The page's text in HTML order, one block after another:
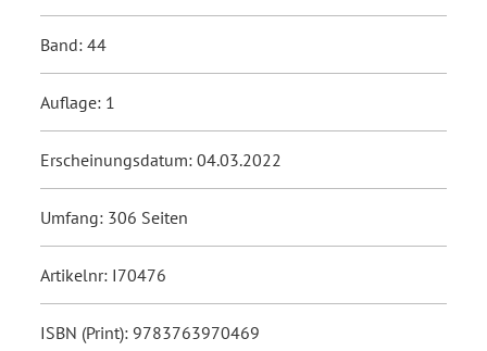
Band: 44
Auflage: 1
Erscheinungsdatum: 04.03.2022
Umfang: 306 Seiten
Artikelnr: I70476
ISBN (Print): 9783763970469